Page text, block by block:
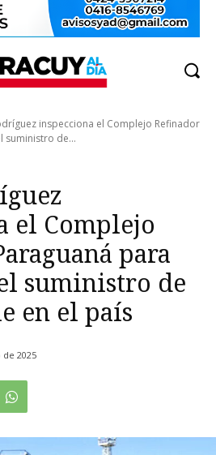
inspecciona el Complejo Refinador
suministro de...
el Complejo
para
suministro de
en el país
2025